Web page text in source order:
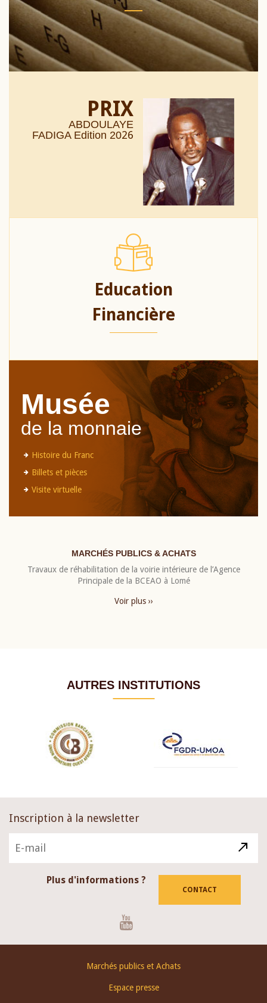
PRIX
ABDOULAYE
FADIGA Edition 2026
Education
Financière
Musée
de la monnaie
Histoire du Franc
Billets et pièces
Visite virtuelle
MARCHÉS PUBLICS & ACHATS
Travaux de réhabilitation de la voirie intérieure de l’Agence
Principale de la BCEAO à Lomé
Voir plus ››
AUTRES INSTITUTIONS
Inscription à la newsletter
Plus d'informations ?
CONTACT
Marchés publics et Achats
Espace presse